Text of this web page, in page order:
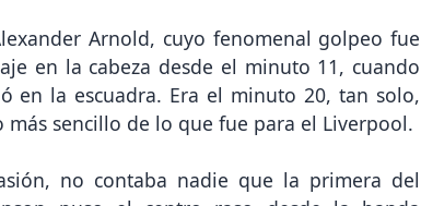
Arnold, cuyo fenomenal golpeo fue
en la cabeza desde el minuto 11, cuando
la escuadra. Era el minuto 20, tan solo,
sencillo de lo que fue para el Liverpool.
no contaba nadie que la primera del